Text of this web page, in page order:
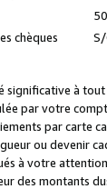
chèques
significative à
par votre
par carte
ou devenir
à votre
des montants